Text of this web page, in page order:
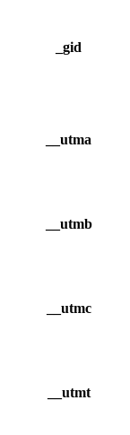
_gid
__utma
__utmb
__utmc
__utmt